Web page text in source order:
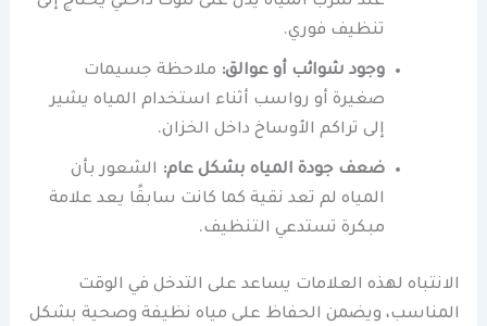
تنظيف فوري.
وجود شوائب أو عوالق: ملاحظة جسيمات
صغيرة أو رواسب أثناء استخدام المياه يشير
إلى تراكم الأوساخ داخل الخزان.
ضعف جودة المياه بشكل عام: الشعور بأن
المياه لم تعد نقية كما كانت سابقًا يعد علامة
مبكرة تستدعي التنظيف.
الانتباه لهذه العلامات يساعد على التدخل في الوقت
المناسب، ويضمن الحفاظ على مياه نظيفة وصحية بشكل